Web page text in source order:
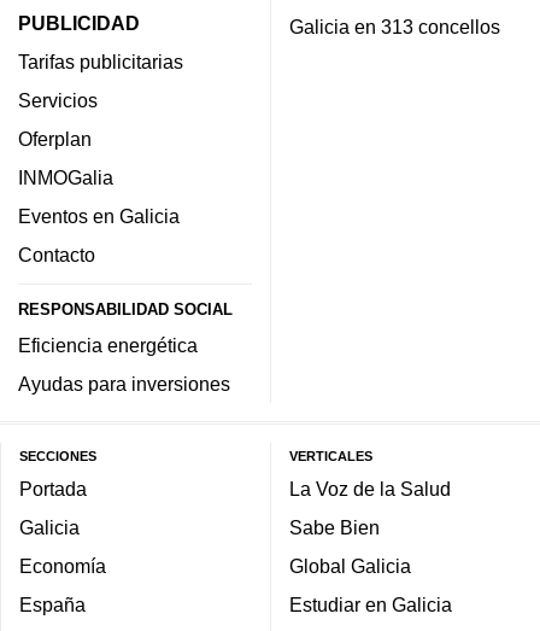
PUBLICIDAD
Tarifas publicitarias
Servicios
Oferplan
INMOGalia
Eventos en Galicia
Contacto
RESPONSABILIDAD SOCIAL
Eficiencia energética
Ayudas para inversiones
Galicia en 313 concellos
SECCIONES
Portada
Galicia
Economía
España
VERTICALES
La Voz de la Salud
Sabe Bien
Global Galicia
Estudiar en Galicia